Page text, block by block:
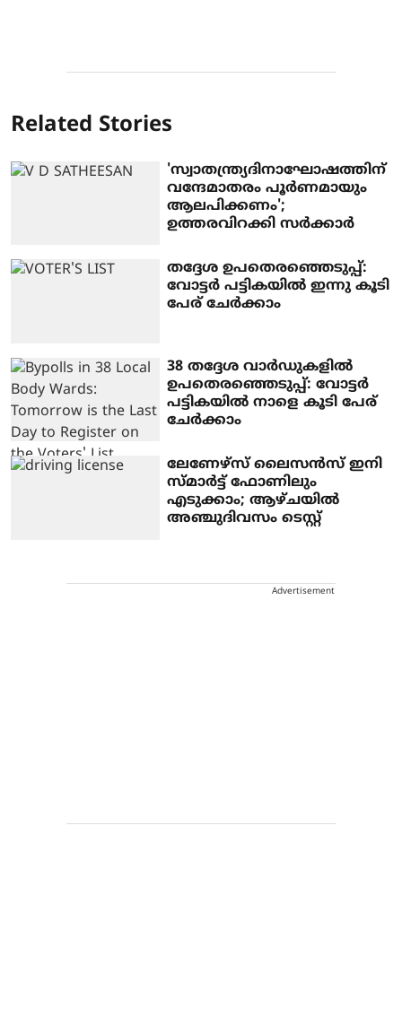
Related Stories
'സ്വാതന്ത്ര്യദിനാഘോഷത്തിന്
വന്ദേമാതരം പൂര്‍ണമായും
ആലപിക്കണം';
ഉത്തരവിറക്കി സര്‍ക്കാര്‍
തദ്ദേശ ഉപതെരഞ്ഞെടുപ്പ്:
വോട്ടർ പട്ടികയിൽ ഇന്നു കൂടി
പേര് ചേർക്കാം
38 തദ്ദേശ വാർഡുകളിൽ
ഉപതെരഞ്ഞെടുപ്പ്: വോട്ടർ
പട്ടികയിൽ നാളെ കൂടി പേര്
ചേർക്കാം
ലേണേഴ്‌സ് ലൈസന്‍സ് ഇനി
സ്മാര്‍ട്ട് ഫോണിലും
എടുക്കാം; ആഴ്ചയില്‍
അഞ്ചുദിവസം ടെസ്റ്റ്
Advertisement